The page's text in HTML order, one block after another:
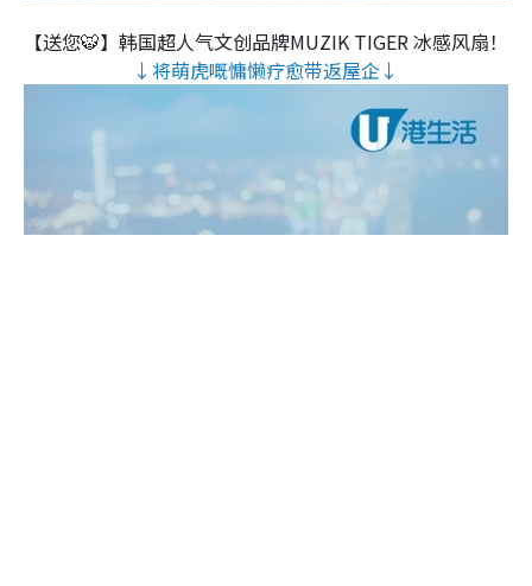
【送您🐯】韩国超人气文创品牌MUZIK TIGER 冰感风扇！
↓将萌虎嘅慵懒疗愈带返屋企↓